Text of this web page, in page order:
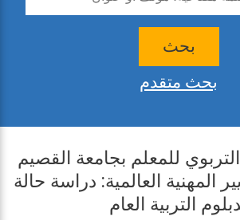
بحث
بحث متقدم
للمعلم بجامعة القصيم
المهنية العالمية: دراسة حالة
التربية العام